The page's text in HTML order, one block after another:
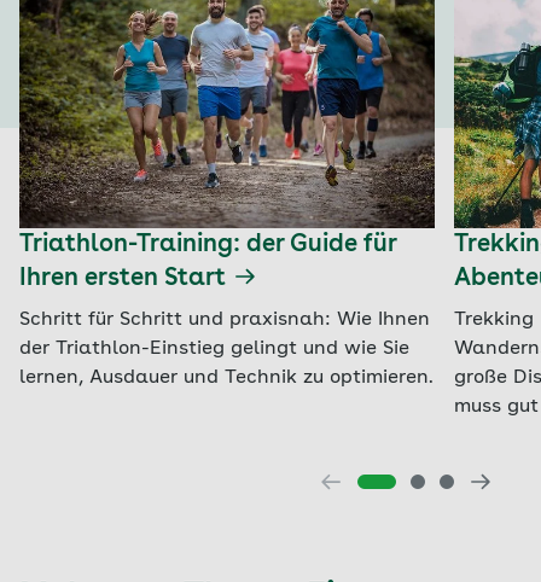
Triathlon-Training: der Guide für
Ihren ersten Start
Schritt für Schritt und praxisnah: Wie Ihnen
der Triathlon-Einstieg gelingt und wie Sie
lernen, Ausdauer und Technik zu optimieren.
große
muss